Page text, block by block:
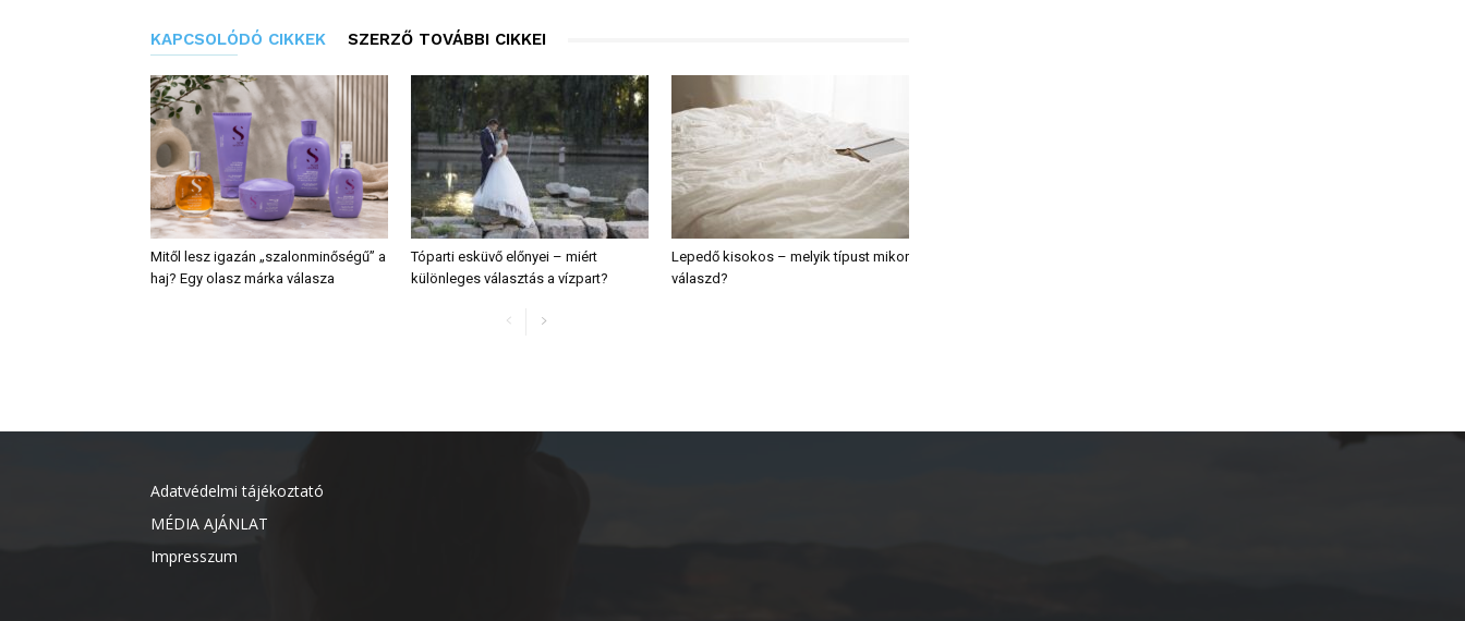
KAPCSOLÓDÓ CIKKEK SZERZŐ TOVÁBBI CIKKEI
Mitől lesz igazán „szalonminőségű” a
haj? Egy olasz márka válasza
Tóparti esküvő előnyei – miért
különleges választás a vízpart?
Lepedő kisokos – melyik típust mikor
válaszd?
Adatvédelmi tájékoztató
MÉDIA AJÁNLAT
Impresszum